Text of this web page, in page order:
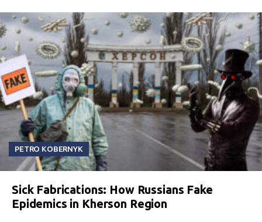
PETRO KOBERNYK
Sick Fabrications: How Russians Fake
Epidemics in Kherson Region